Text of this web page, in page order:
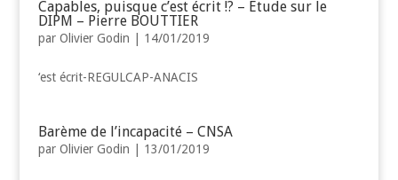
Capables, puisque c’est écrit !? – Etude sur le
DIPM – Pierre BOUTTIER
par Olivier Godin 14/01/2019
‘est écrit-REGULCAP-ANACIS
Barème de l’incapacité – CNSA
par Olivier Godin 13/01/2019